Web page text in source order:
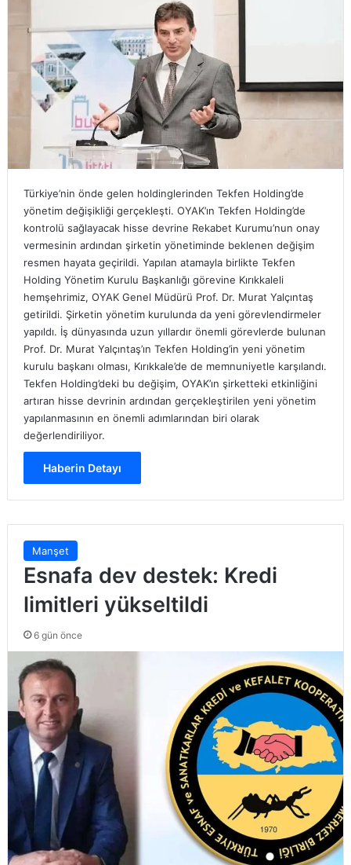
Türkiye’nin önde gelen holdinglerinden Tekfen Holding’de
yönetim değişikliği gerçekleşti. OYAK’ın Tekfen Holding’de
kontrolü sağlayacak hisse devrine Rekabet Kurumu’nun onay
vermesinin ardından şirketin yönetiminde beklenen değişim
resmen hayata geçirildi. Yapılan atamayla birlikte Tekfen
Holding Yönetim Kurulu Başkanlığı görevine Kırıkkaleli
hemşehrimiz, OYAK Genel Müdürü Prof. Dr. Murat Yalçıntaş
getirildi. Şirketin yönetim kurulunda da yeni görevlendirmeler
yapıldı. İş dünyasında uzun yıllardır önemli görevlerde bulunan
Prof. Dr. Murat Yalçıntaş’ın Tekfen Holding’in yeni yönetim
kurulu başkanı olması, Kırıkkale’de de memnuniyetle karşılandı.
Tekfen Holding’deki bu değişim, OYAK’ın şirketteki etkinliğini
artıran hisse devrinin ardından gerçekleştirilen yeni yönetim
yapılanmasının en önemli adımlarından biri olarak
değerlendiriliyor.
Haberin Detayı
Manşet
Esnafa dev destek: Kredi
limitleri yükseltildi
6 gün önce